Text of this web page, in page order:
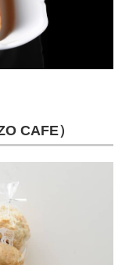
CAFE）